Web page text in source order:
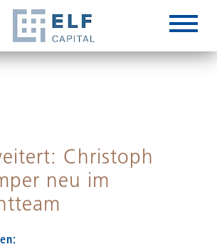
Christoph
neu im